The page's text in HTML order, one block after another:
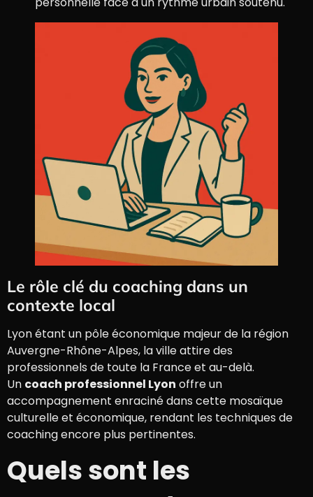
Le rôle clé du coaching dans un
contexte local
Lyon étant un pôle économique majeur de la région
Auvergne-Rhône-Alpes, la ville attire des
professionnels de toute la France et au-delà.
Un coach professionnel Lyon offre un
accompagnement enraciné dans cette mosaïque
culturelle et économique, rendant les techniques de
coaching encore plus pertinentes.
Quels sont les